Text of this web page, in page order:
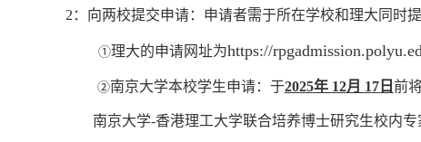
2 ：向两校提交申请：申请者需于所在学校和理大同时提
①理大的申请网址为https://
②南京大学本校学生申请：于2025年 12月 17日 前
南京大学-香港理工大学联合培养博士研究生校内